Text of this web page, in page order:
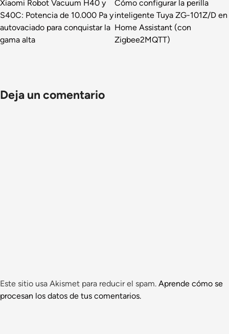
entradas
Xiaomi Robot Vacuum H40 y
S40C: Potencia de 10.000 Pa y
autovaciado para conquistar la
gama alta
Cómo configurar la perilla
inteligente Tuya ZG-101Z/D en
Home Assistant (con
Zigbee2MQTT)
Deja un comentario
Este sitio usa Akismet para reducir el spam. Aprende cómo se
procesan los datos de tus comentarios.